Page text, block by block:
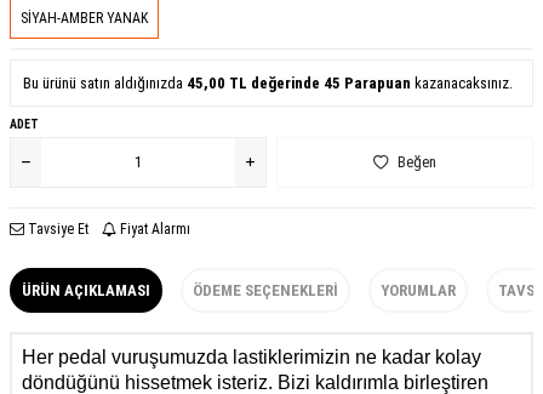
SİYAH-AMBER YANAK
Bu ürünü satın aldığınızda 45,00 TL değerinde 45 Parapuan kazanacaksınız.
ADET
Beğen
Tavsiye Et Fiyat Alarmı
ÜRÜN AÇIKLAMASI ÖDEME SEÇENEKLERI YORUMLAR
Her pedal vuruşumuzda lastiklerimizin ne kadar kolay
döndüğünü hissetmek isteriz. Bizi kaldırımla birleştiren